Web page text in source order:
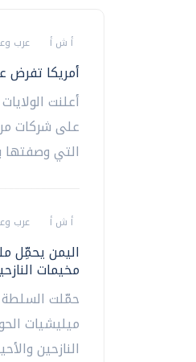
أ ش أ عرب
أمريكا تفرض
أعلنت
على شركات
التي وصفتها
أ ش أ عرب
اليمن يحمِّل
مخيمات
حمّلت السلطة
ميليشيات
النازحين